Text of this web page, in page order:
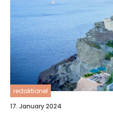
redaktionel
17. January 2024